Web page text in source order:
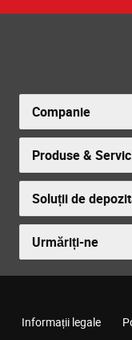
Companie
Produse &
Soluții de
Urmăriți-ne
Informații legale